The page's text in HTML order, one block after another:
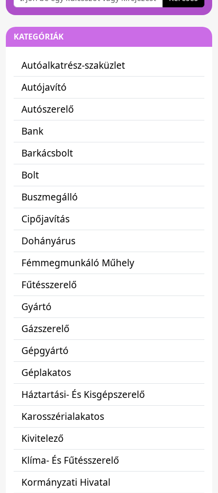
KATEGÓRIÁK
Autóalkatrész-szaküzlet
Autójavító
Autószerelő
Bank
Barkácsbolt
Bolt
Buszmegálló
Cipőjavítás
Dohányárus
Fémmegmunkáló Műhely
Fűtésszerelő
Gyártó
Gázszerelő
Gépgyártó
Géplakatos
Háztartási- És Kisgépszerelő
Karosszérialakatos
Kivitelező
Klíma- És Fűtésszerelő
Kormányzati Hivatal